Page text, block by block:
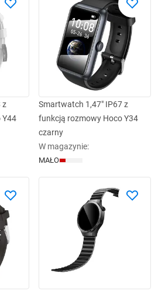
z
Y44
Smartwatch 1,47" IP67 z
funkcją rozmowy Hoco Y34
czarny
W magazynie:
MAŁO